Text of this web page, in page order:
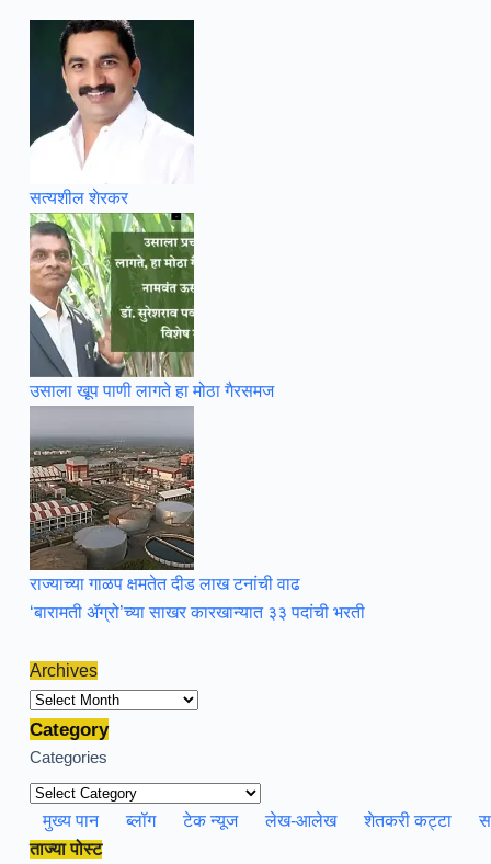
सत्यशील शेरकर
उसाला खूप पाणी लागते हा मोठा गैरसमज
राज्याच्या गाळप क्षमतेत दीड लाख टनांची वाढ
‘बारामती ॲग्रो’च्या साखर कारखान्यात ३३ पदांची भरती
Archives
Archives
Category
Categories
मुख्य पान ब्लॉग टेक न्यूज लेख-आलेख शेतकरी कट्टा
ताज्या पोस्ट